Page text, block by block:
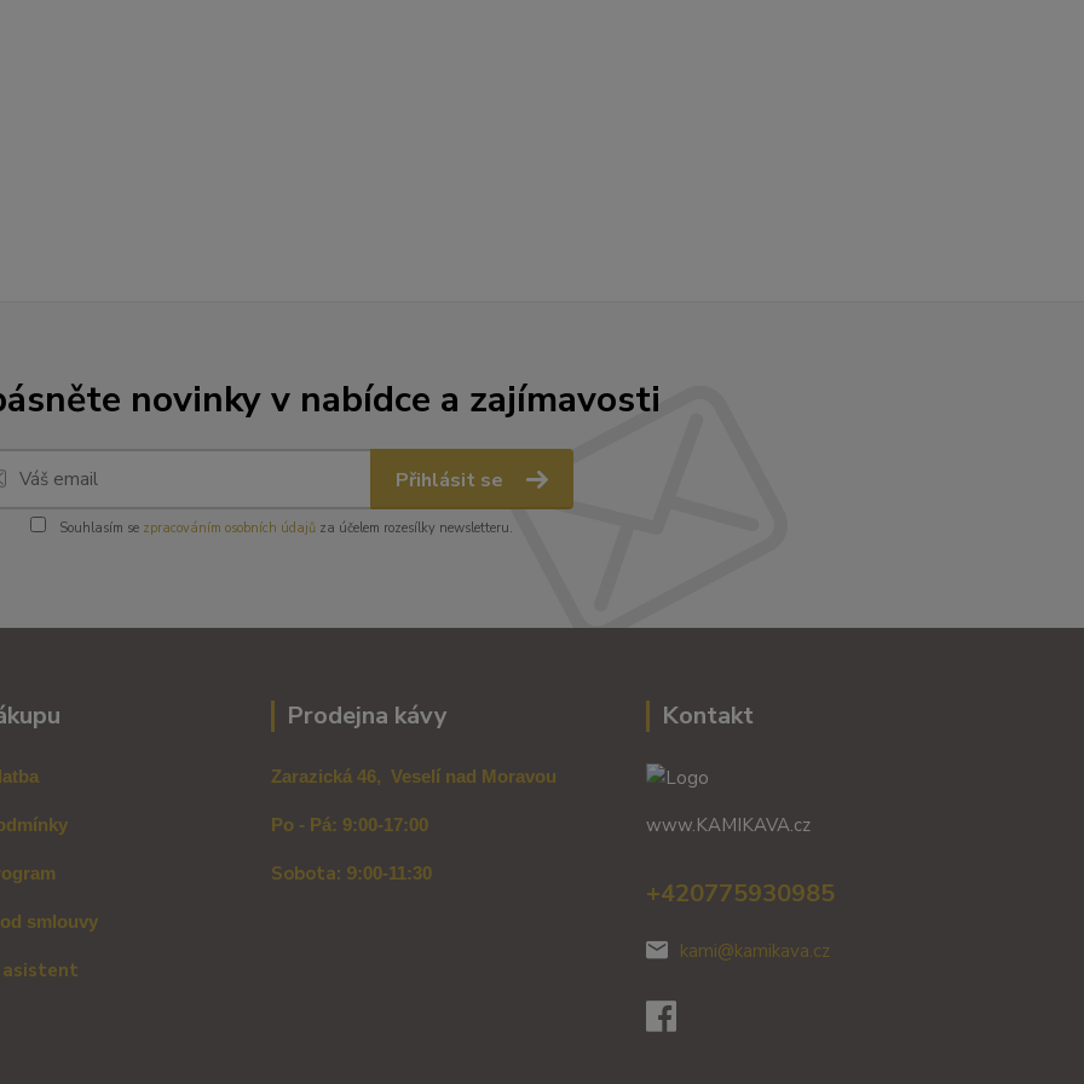
novinky v nabídce a zajímavosti
Přihlásit se
Souhlasím se zpracováním osobních údajůza účelem rozesílky newsletteru.
smlouvy
asistent
Prodejna kávy
Zarazická 46, Veselí nad Moravou
Po - Pá: 9:00-17:00
Sobota: 9:00-11:30
Kontakt
www.KAMIKAVA.cz
+420775930985
kami@kamikava.cz